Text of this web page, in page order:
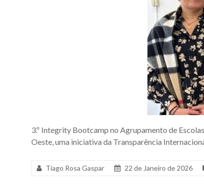
3.º Integrity Bootcamp no Agrupamento de
Oeste, uma iniciativa da Transparência
Tiago Rosa Gaspar 22 de Janeiro de 2026